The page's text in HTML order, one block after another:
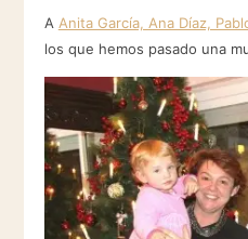
A Anita García, Ana Díaz,
los que hemos pasado una